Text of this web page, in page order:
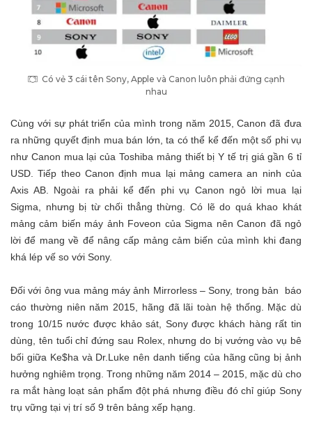
Có vẻ 3 cái tên Sony, Apple và Canon luôn phải đứng cạnh
nhau
Cùng với sự phát triển của mình trong năm 2015, Canon đã đưa
ra những quyết định mua bán lớn, ta có thể kể đến một số phi vụ
như Canon mua lại của Toshiba mảng thiết bị Y tế trị giá gần 6 tỉ
USD. Tiếp theo Canon định mua lại mảng camera an ninh của
Axis AB. Ngoài ra phải kể đến phi vụ Canon ngỏ lời mua lại
Sigma, nhưng bị từ chối thẳng thừng. Có lẽ do quá khao khát
mảng cảm biến máy ảnh Foveon của Sigma nên Canon đã ngỏ
lời để mang về để nâng cấp mảng cảm biến của mình khi đang
khá lép vế so với Sony.
Đối với ông vua mảng máy ảnh Mirrorless – Sony, trong bản báo
cáo thường niên năm 2015, hãng đã lãi toàn hệ thống. Mặc dù
trong 10/15 nước được khảo sát, Sony được khách hàng rất tin
dùng, tên tuổi chỉ đứng sau Rolex, nhưng do bị vướng vào vụ bê
bối giữa Ke$ha và Dr.Luke nên danh tiếng của hãng cũng bị ảnh
hưởng nghiêm trọng. Trong những năm 2014 – 2015, mặc dù cho
ra mắt hàng loạt sản phẩm đột phá nhưng điều đó chỉ giúp Sony
trụ vững tại vị trí số 9 trên bảng xếp hạng.